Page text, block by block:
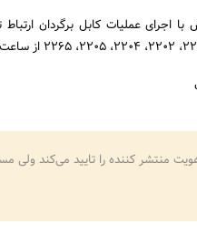
اجرای عملیات کابل برگردان
منتشر کننده را تایید می‌کند